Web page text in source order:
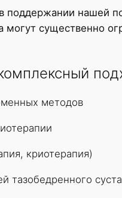
поддержании нашей
могут существенно
методов
криотерапия)
тазобедренного